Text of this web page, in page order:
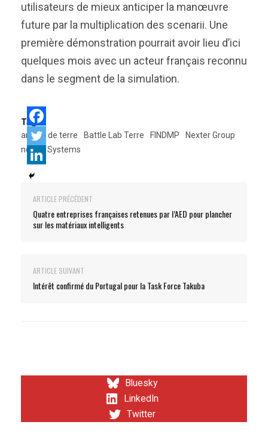
utilisateurs de mieux anticiper la manœuvre
future par la multiplication des scenarii. Une
première démonstration pourrait avoir lieu d’ici
quelques mois avec un acteur français reconnu
dans le segment de la simulation.
Tags:
armée de terre
Battle Lab Terre FINDMP
Nexter Group
nexter Systems
ARTICLE PRÉCÉDENT
Quatre entreprises françaises retenues par l’AED pour plancher
sur les matériaux intelligents
ARTICLE SUIVANT
Intérêt confirmé du Portugal pour la Task Force Takuba
Bluesky
LinkedIn
Twitter